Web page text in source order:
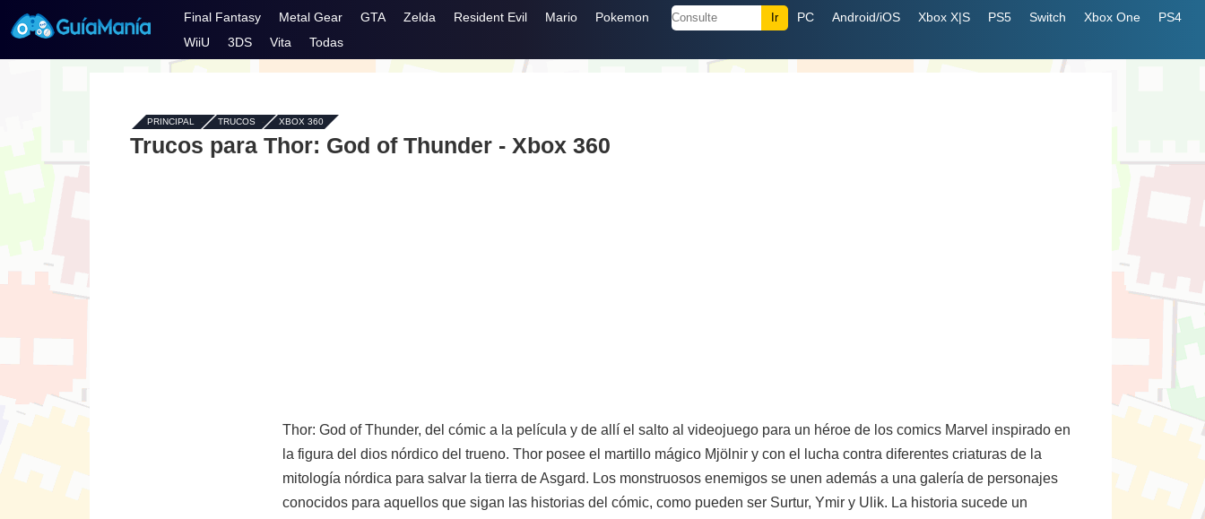
Final Fantasy Metal Gear GTA Zelda Resident Evil Mario Pokemon PC Android/iOS Xbox X|S PS5 Switch Xbox One
PS4
WiiU
3DS Vita Todas
PRINCIPAL - TRUCOS- XBOX 360
Trucos para Thor: God of Thunder - Xbox 360
Thor: God of Thunder, del cómic a la película y de allí el salto al videojuego para un héroe de los comics Marvel inspirado en
la figura del dios nórdico del trueno. Thor posee el martillo mágico Mjölnir y con el lucha contra diferentes criaturas de la
mitología nórdica para salvar la tierra de Asgard. Los monstruosos enemigos se unen además a una galería de personajes
conocidos para aquellos que sigan las historias del cómic, como pueden ser Surtur, Ymir y Ulik. La historia sucede un